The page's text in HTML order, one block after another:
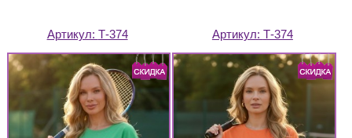
Артикул: Т-374 Артикул: Т-374